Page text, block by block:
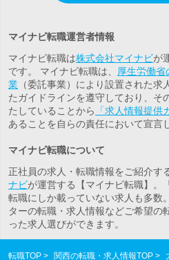
マイナビ転職運営者情報
マイナビ転職は株式会社マイナビが
です。 マイナビ転職は、
厚生労働
業 （委託事業）により設置された
たガイドラインを遵守しており、そ
たしていることから
「求人情報提供
あることを自らの責任において宣言
マイナビ転職について
正社員の求人・転職情報をご紹介す
ナビが運営する【マイナビ転職】。
転職にしか載っていない求人も多数
ターの転職・求人情報などご希望の
った求人選びができます。
転職TOP 関西の転職・求人情報TOP